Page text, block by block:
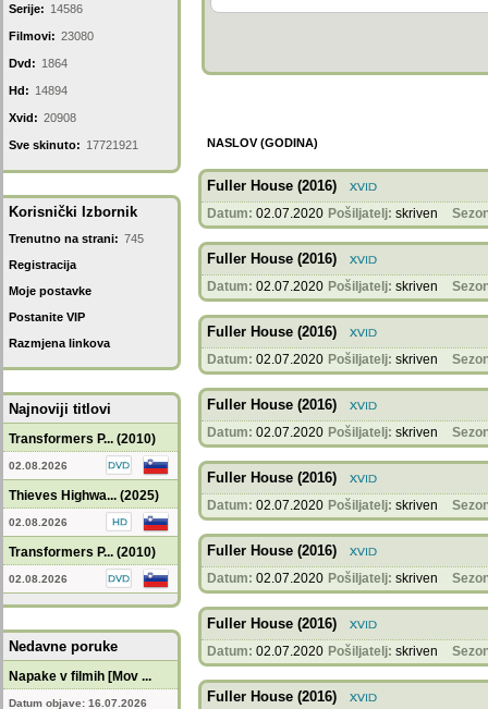
Serije: 14586
Filmovi: 23080
Dvd: 1864
Hd: 14894
Xvid: 20908
Sve skinuto: 17721921
Korisnički Izbornik
Trenutno na strani: 745
Registracija
Moje postavke
Postanite VIP
Razmjena linkova
Najnoviji titlovi
Transformers P... (2010)
02.08.2026
Thieves Highwa... (2025)
02.08.2026
Transformers P... (2010)
02.08.2026
Nedavne poruke
Napake v filmih [Mov ...
Datum objave: 16.07.2026
NASLOV (GODINA)
Fuller House (2016)
Datum: 02.07.2020 Pošiljatelj: skriven
Fuller House (2016)
Datum: 02.07.2020 Pošiljatelj: skriven
Fuller House (2016)
Datum: 02.07.2020 Pošiljatelj: skriven
Fuller House (2016)
Datum: 02.07.2020 Pošiljatelj: skriven
Fuller House (2016)
Datum: 02.07.2020 Pošiljatelj: skriven
Fuller House (2016)
Datum: 02.07.2020 Pošiljatelj: skriven
Fuller House (2016)
Datum: 02.07.2020 Pošiljatelj: skriven
Fuller House (2016)